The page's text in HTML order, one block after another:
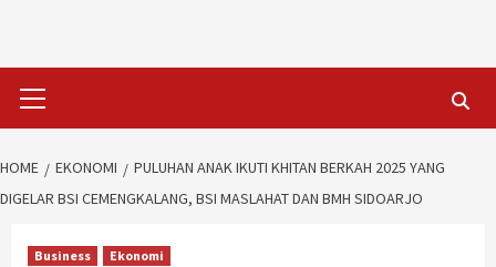
Menu
HOME EKONOMI
PULUHAN ANAK IKUTI KHITAN BERKAH 2025 YANG
DIGELAR BSI CEMENGKALANG, BSI MASLAHAT DAN BMH SIDOARJO
Business Ekonomi